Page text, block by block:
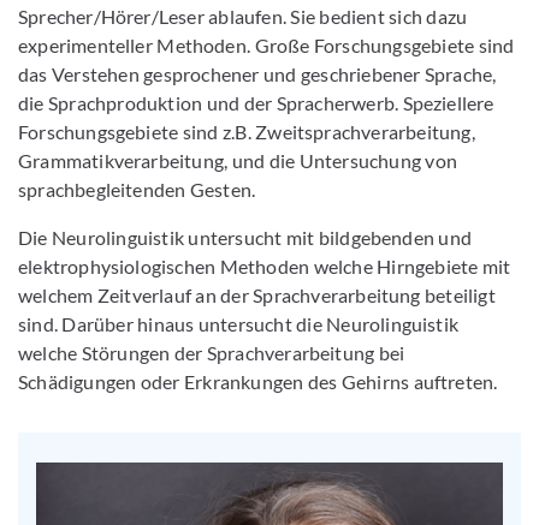
Sprecher/Hörer/Leser ablaufen. Sie bedient sich dazu
experimenteller Methoden. Große Forschungsgebiete sind
das Verstehen gesprochener und geschriebener Sprache,
die Sprachproduktion und der Spracherwerb. Speziellere
Forschungsgebiete sind z.B. Zweitsprachverarbeitung,
Grammatikverarbeitung, und die Untersuchung von
sprachbegleitenden Gesten.
Die Neurolinguistik untersucht mit bildgebenden und
elektrophysiologischen Methoden welche Hirngebiete mit
welchem Zeitverlauf an der Sprachverarbeitung beteiligt
sind. Darüber hinaus untersucht die Neurolinguistik
welche Störungen der Sprachverarbeitung bei
Schädigungen oder Erkrankungen des Gehirns auftreten.